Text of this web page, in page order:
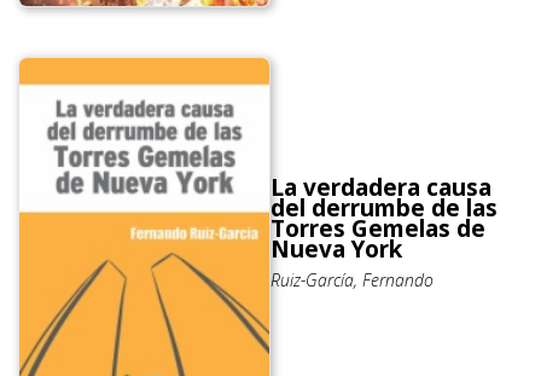
La verdadera causa
del derrumbe de las
Torres Gemelas de
Nueva York
Ruiz-García, Fernando